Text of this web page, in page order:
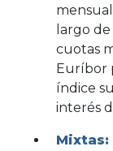
largo
cuotas
Euríbor
índice
interés
Mixtas: